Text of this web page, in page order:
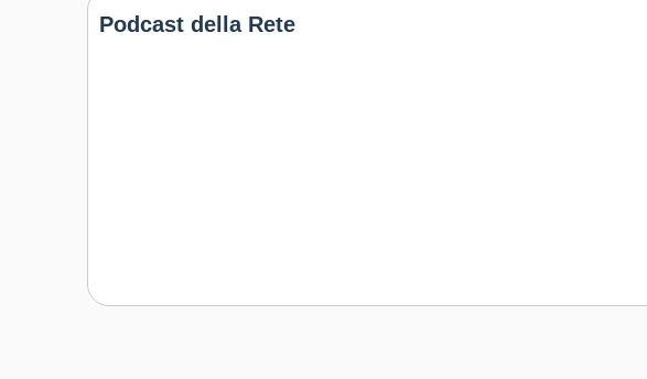
Podcast della Rete